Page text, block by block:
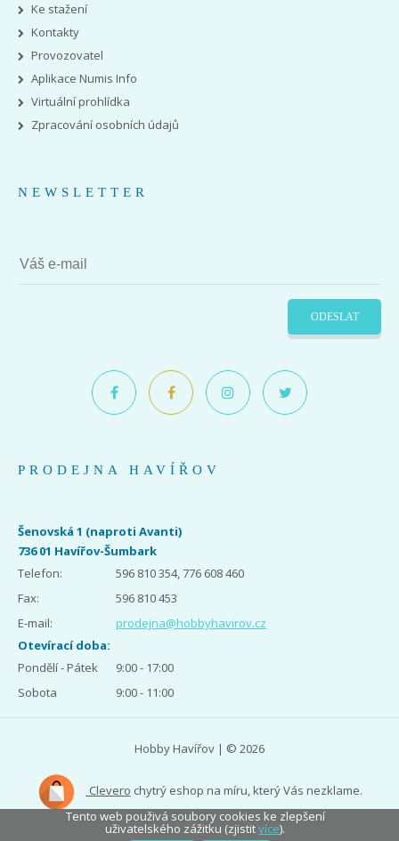
Ke stažení
Kontakty
Provozovatel
Aplikace Numis Info
Virtuální prohlídka
Zpracování osobních údajů
NEWSLETTER
ODESLAT
PRODEJNA HAVÍŘOV
Šenovská 1 (naproti Avanti)
736 01 Havířov-Šumbark
Telefon:
596 810 354, 776 608 460
Fax:
596 810 453
E-mail:
prodejna@hobbyhavirov.cz
Otevírací doba:
Pondělí - Pátek
9:00 - 17:00
Sobota
9:00 - 11:00
Hobby Havířov | © 2026
Clevero chytrý eshop na míru, který Vás nezklame.
Tento web použivá soubory cookies ke zlepšení
uživatelského zážitku (zjistitvíce).